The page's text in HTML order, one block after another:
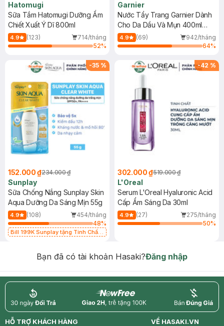
Hatomugi
Sữa Tắm Hatomugi Dưỡng Ẩm
Chiết Xuất Ý Dĩ 800ml
4.9 (123)
714/tháng
52%
Garnier
Nước Tẩy Trang Garnier Dành
Cho Da Dầu Và Mụn 400ml
(Mới)
4.9 (69)
942/tháng
64%
-35 %
152.000 ₫234.000 ₫
Sunplay
Sữa Chống Nắng Sunplay Skin
Aqua Dưỡng Da Sáng Mịn 55g
4.9 (108)
454/tháng
48%
Bill 199K Sunplay tặng Tinh Chất
-42 %
302.000 ₫519.000 ₫
L'Oreal
Serum L'Oreal Hyaluronic Acid
Cấp Ẩm Sáng Da 30ml
4.9 (27)
275/tháng
50%
Bạn đã có tài khoản Hasaki?Đăng nhập
return nowfree price
HỖ TRỢ KHÁCH HÀNG
VỀ HASAKI.VN